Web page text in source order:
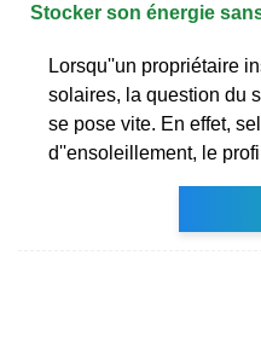
Stocker son énergie
Lorsqu''un propriétaire
solaires, la question du
se pose vite. En effet,
d''ensoleillement, le